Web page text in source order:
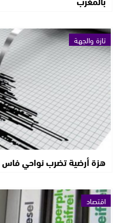
تازة والجهة
هزة أرضية تضرب نواحي
اقتصاد